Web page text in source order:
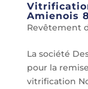
Amienois
Revêtement
La société
pour la
vitrification